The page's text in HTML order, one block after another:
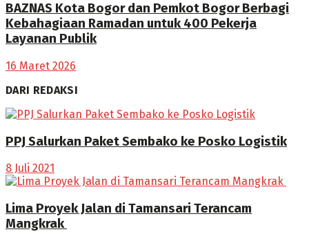
BAZNAS Kota Bogor dan Pemkot Bogor Berbagi
Kebahagiaan Ramadan untuk 400 Pekerja
Layanan Publik
16 Maret 2026
DARI REDAKSI
PPJ Salurkan Paket Sembako ke Posko Logistik
8 Juli 2021
Lima Proyek Jalan di Tamansari Terancam
Mangkrak